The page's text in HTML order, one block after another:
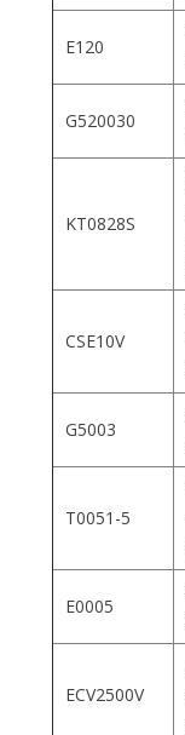
Е120
G520030
KT0828S
CSE10V
G5003
T0051-5
E0005
ECV2500V